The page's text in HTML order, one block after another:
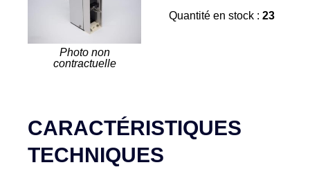
Photo non
contractuelle
Quantité en stock : 23
CARACTÉRISTIQUES
TECHNIQUES